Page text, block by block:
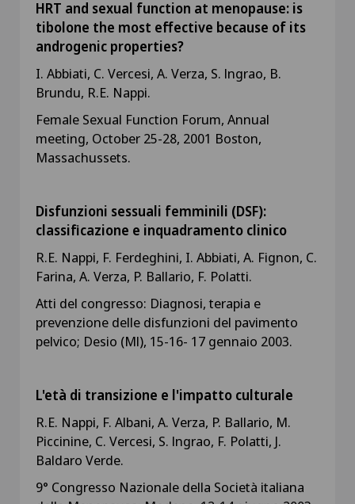
HRT and sexual function at menopause: is
tibolone the most effective because of its
androgenic properties?
I. Abbiati, C. Vercesi, A. Verza, S. lngrao, B.
Brundu, R.E. Nappi.
Female Sexual Function Forum, Annual
meeting, October 25-28, 2001 Boston,
Massachussets.
Disfunzioni sessuali femminili (DSF):
classificazione e inquadramento clinico
R.E. Nappi, F. Ferdeghini, I. Abbiati, A. Fignon, C.
Farina, A. Verza, P. Ballario, F. Polatti.
Atti del congresso: Diagnosi, terapia e
prevenzione delle disfunzioni del pavimento
pelvico; Desio (Ml), 15-16- 17 gennaio 2003.
L'età di transizione e l'impatto culturale
R.E. Nappi, F. Albani, A. Verza, P. Ballario, M.
Piccinine, C. Vercesi, S. lngrao, F. Polatti, J.
Baldaro Verde.
9° Congresso Nazionale della Società italiana